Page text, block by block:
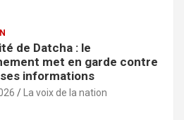
de Datcha : le
met en garde contre
informations
La voix de la nation